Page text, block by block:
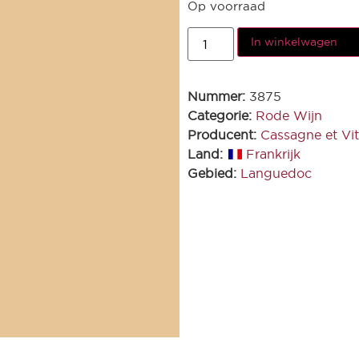
Op voorraad
In winkelwagen
Nummer: 3875
Categorie: Rode Wijn
Producent: Cassagne et
Land:
Frankrijk
Gebied: Languedoc